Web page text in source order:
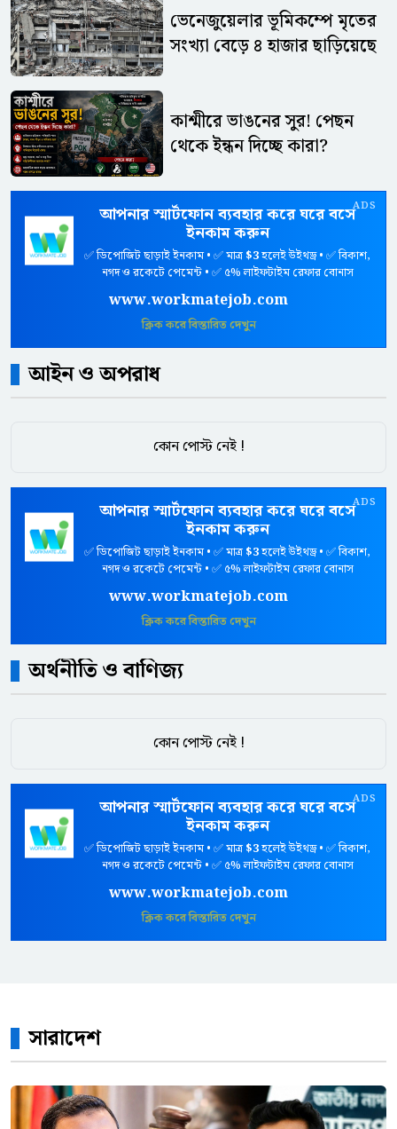
ভেনেজুয়েলার ভূমিকম্পে মৃতের
সংখ্যা বেড়ে ৪ হাজার ছাড়িয়েছে
কাশ্মীরে ভাঙনের সুর! পেছন
থেকে ইন্ধন দিচ্ছে কারা?
ADS
আপনার স্মার্টফোন ব্যবহার করে ঘরে বসে
ইনকাম করুন
✅ ডিপোজিট ছাড়াই ইনকাম • ✅ মাত্র$3হলেই উইথড্র • ✅ বিকাশ,
নগদ ও রকেটে পেমেন্ট • ✅ ৫% লাইফটাইম রেফার বোনাস
www.workmatejob.com
ক্লিক করে বিস্তারিত দেখুন
আইন ও অপরাধ
কোন পোস্ট নেই !
ADS
আপনার স্মার্টফোন ব্যবহার করে ঘরে বসে
ইনকাম করুন
✅ ডিপোজিট ছাড়াই ইনকাম • ✅ মাত্র$3হলেই উইথড্র • ✅ বিকাশ,
নগদ ও রকেটে পেমেন্ট • ✅ ৫% লাইফটাইম রেফার বোনাস
www.workmatejob.com
ক্লিক করে বিস্তারিত দেখুন
অর্থনীতি ও বাণিজ্য
কোন পোস্ট নেই !
ADS
আপনার স্মার্টফোন ব্যবহার করে ঘরে বসে
ইনকাম করুন
✅ ডিপোজিট ছাড়াই ইনকাম • ✅ মাত্র$3হলেই উইথড্র • ✅ বিকাশ,
নগদ ও রকেটে পেমেন্ট • ✅ ৫% লাইফটাইম রেফার বোনাস
www.workmatejob.com
ক্লিক করে বিস্তারিত দেখুন
সারাদেশ